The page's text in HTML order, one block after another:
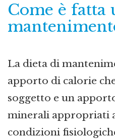
Come è fatta
La dieta di
apporto di calorie
soggetto e un
minerali appropriati
condizioni